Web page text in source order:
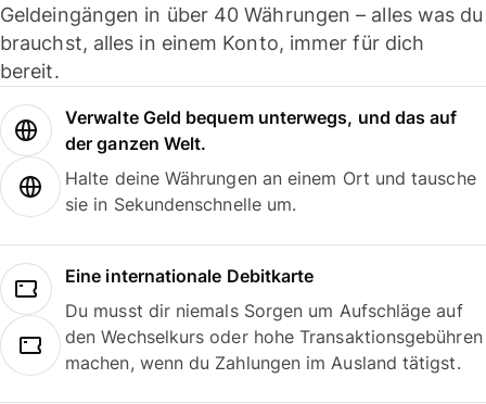
Geldeingängen in über 40 Währungen – alles was du
brauchst, alles in einem Konto, immer für dich
bereit.
Verwalte Geld bequem unterwegs, und das auf
der ganzen Welt.
Halte deine Währungen an einem Ort und tausche
sie in Sekundenschnelle um.
Eine internationale Debitkarte
Du musst dir niemals Sorgen um Aufschläge auf
den Wechselkurs oder hohe Transaktionsgebühren
machen, wenn du Zahlungen im Ausland tätigst.